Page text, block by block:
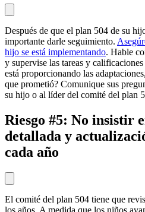
Después de que el plan 504 de su
importante darle seguimiento.
hijo se está implementando. Hable
y supervise las tareas y
está proporcionando las
que prometió? Comunique sus
su hijo o al líder del comité del plan
Riesgo #5: No insistir
detallada y
cada año
El comité del plan 504 tiene que
los años. A medida que los niños